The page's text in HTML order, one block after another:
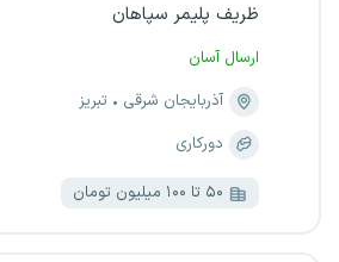
ظریف پلیمر سپاهان
ارسال آسان
آذربایجان شرقی
تبریز
دورکاری
۵۰ تا ۱۰۰ میلیون تومان